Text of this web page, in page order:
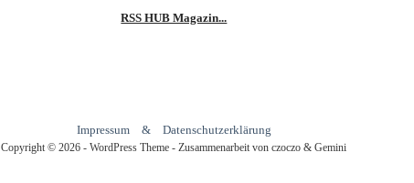
RSS HUB Magazin...
Impressum & Datenschutzerklärung
Copyright © 2026 - WordPress Theme - Zusammenarbeit von czoczo & Gemini